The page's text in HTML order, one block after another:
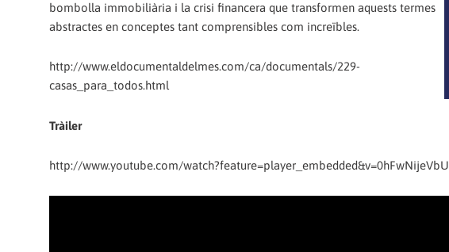
bombolla immobiliària i la crisi financera que transformen aquests termes
abstractes en conceptes tant comprensibles com increïbles.
http://www.eldocumentaldelmes.com/ca/documentals/229-
casas_para_todos.html
Tràiler
http://www.youtube.com/watch?feature=player_embedded&v=0hFwNijeVbU